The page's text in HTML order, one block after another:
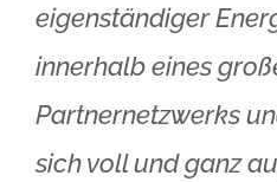
eigenständiger
innerhalb eines
Partnernetzwerks
sich voll und ganz